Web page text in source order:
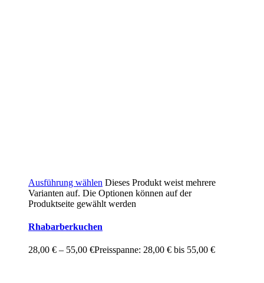
Ausführung wählen Dieses Produkt weist mehrere
Varianten auf. Die Optionen können auf der
Produktseite gewählt werden
Rhabarberkuchen
28,00 € – 55,00 €Preisspanne: 28,00 € bis 55,00 €